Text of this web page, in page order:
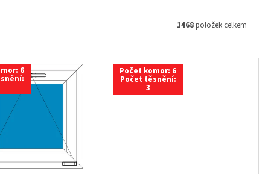
1468položek celkem
6 Počet komor: 6
Počet těsnění:
3